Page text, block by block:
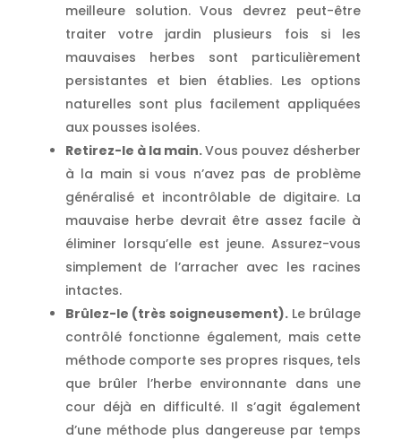
meilleure solution. Vous devrez peut-être
traiter votre jardin plusieurs fois si les
mauvaises herbes sont particulièrement
persistantes et bien établies. Les options
naturelles sont plus facilement appliquées
aux pousses isolées.
Retirez-le à la main.Vous pouvez désherber
à la main si vous n’avez pas de problème
généralisé et incontrôlable de digitaire. La
mauvaise herbe devrait être assez facile à
éliminer lorsqu’elle est jeune. Assurez-vous
simplement de l’arracher avec les racines
intactes.
Brûlez-le (très soigneusement). Le brûlage
contrôlé fonctionne également, mais cette
méthode comporte ses propres risques, tels
que brûler l’herbe environnante dans une
cour déjà en difficulté. Il s’agit également
d’une méthode plus dangereuse par temps